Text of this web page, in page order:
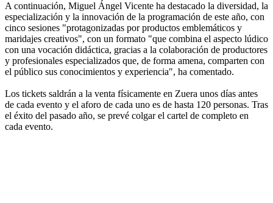
A continuación, Miguel Ángel Vicente ha destacado la diversidad, la
especialización y la innovación de la programación de este año, con
cinco sesiones "protagonizadas por productos emblemáticos y
maridajes creativos", con un formato "que combina el aspecto lúdico
con una vocación didáctica, gracias a la colaboración de productores
y profesionales especializados que, de forma amena, comparten con
el público sus conocimientos y experiencia", ha comentado.
Los tickets saldrán a la venta físicamente en Zuera unos días antes
de cada evento y el aforo de cada uno es de hasta 120 personas. Tras
el éxito del pasado año, se prevé colgar el cartel de completo en
cada evento.